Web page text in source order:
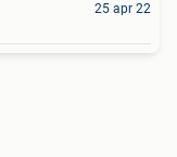
25 apr 22